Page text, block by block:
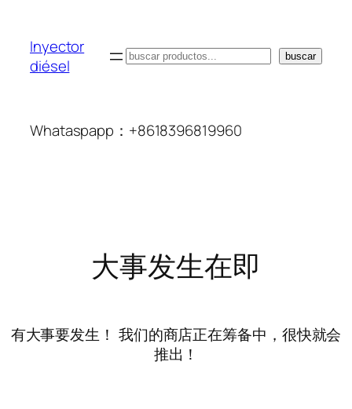
Inyector
diésel
搜
buscar
Whataspapp：+8618396819960
大事发生在即
有大事要发生！ 我们的商店正在筹备中，很快就会
推出！